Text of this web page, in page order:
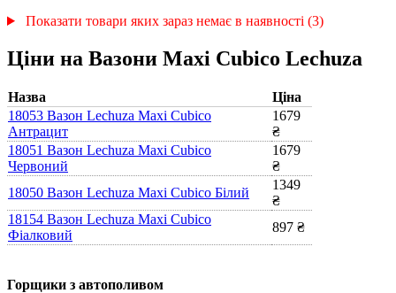
Показати товари яких зараз немає в наявності (3)
Ціни на Вазони Maxi Cubico Lechuza
Назва
Ціна
18053 Вазон Lechuza Maxi Cubico
Антрацит
1679
₴
18051 Вазон Lechuza Maxi Cubico
Червоний
1679
₴
18050 Вазон Lechuza Maxi Cubico Білий
1349
₴
18154 Вазон Lechuza Maxi Cubico
Фіалковий
897 ₴
Горщики з автополивом